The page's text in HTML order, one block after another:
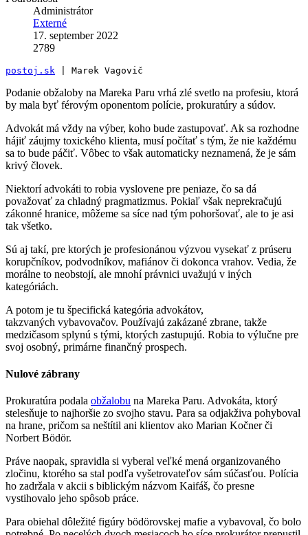
Administrátor
Externé
17. september 2022
2789
postoj.sk | Marek Vagovič
Podanie obžaloby na Mareka Paru vrhá zlé svetlo na profesiu, ktorá
by mala byť férovým oponentom polície, prokuratúry a súdov.
Advokát má vždy na výber, koho bude zastupovať. Ak sa rozhodne
hájiť záujmy toxického klienta, musí počítať s tým, že nie každému
sa to bude páčiť. Vôbec to však automaticky neznamená, že je sám
krivý človek.
Niektorí advokáti to robia vyslovene pre peniaze, čo sa dá
považovať za chladný pragmatizmus. Pokiaľ však neprekračujú
zákonné hranice, môžeme sa síce nad tým pohoršovať, ale to je asi
tak všetko.
Sú aj takí, pre ktorých je profesionánou výzvou vysekať z prúseru
korupčníkov, podvodníkov, mafiánov či dokonca vrahov. Vedia, že
morálne to neobstojí, ale mnohí právnici uvažujú v iných
kategóriách.
A potom je tu špecifická kategória advokátov,
takzvaných vybavovačov. Používajú zakázané zbrane, takže
medzičasom splynú s tými, ktorých zastupujú. Robia to výlučne pre
svoj osobný, primárne finančný prospech.
Nulové zábrany
Prokuratúra podala obžalobu na Mareka Paru. Advokáta, ktorý
stelesňuje to najhoršie zo svojho stavu. Para sa odjakživa pohyboval
na hrane, pričom sa neštítil ani klientov ako Marian Kočner či
Norbert Bödör.
Práve naopak, spravidla si vyberal veľké mená organizovaného
zločinu, ktorého sa stal podľa vyšetrovateľov sám súčasťou. Polícia
ho zadržala v akcii s biblickým názvom Kaifáš, čo presne
vystihovalo jeho spôsob práce.
Para obiehal dôležité figúry bödörovskej mafie a vybavoval, čo bolo